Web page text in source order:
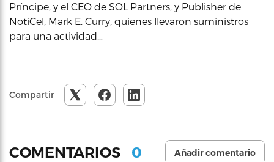
Príncipe, y el CEO de SOL Partners, y Publisher de
NotiCel, Mark E. Curry, quienes llevaron suministros
para una actividad…
Compartir
COMENTARIOS 0 Añadir comentario